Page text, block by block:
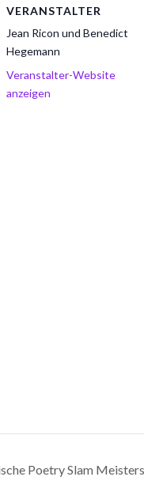
VERANSTALTER
Jean Ricon und Benedict
Hegemann
Veranstalter-Website
anzeigen
Poetry Slam